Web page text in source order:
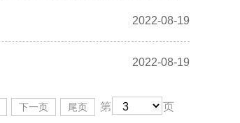
2022-08-19
2022-08-19
下一页 尾页 第 页